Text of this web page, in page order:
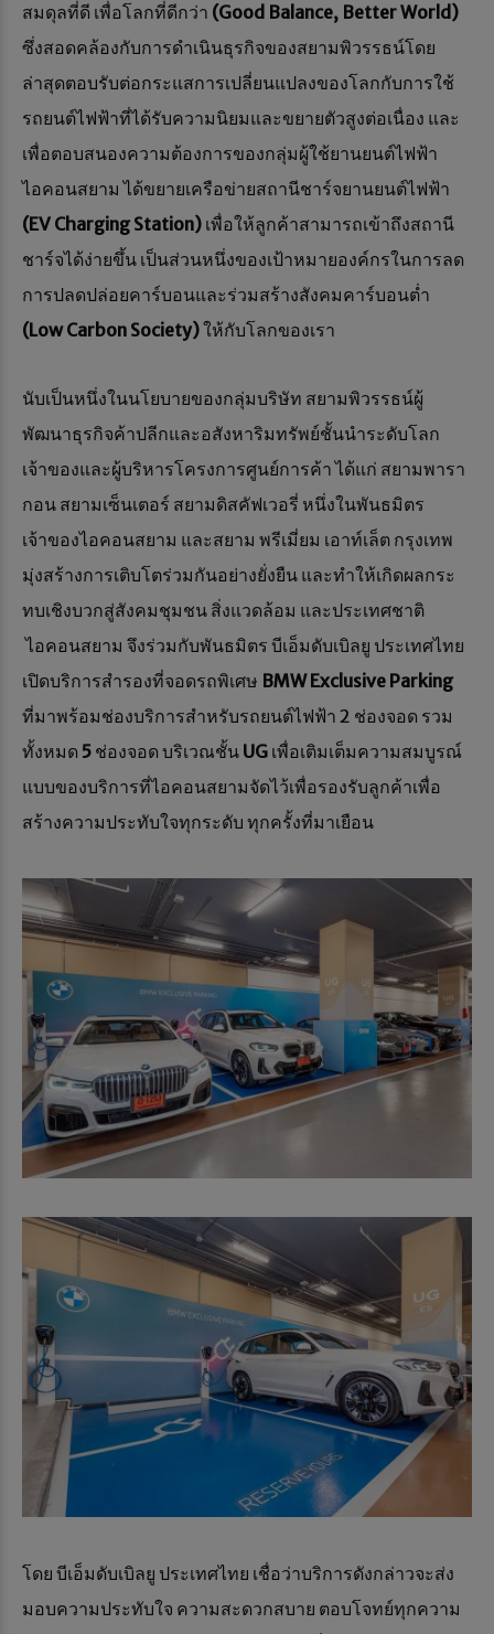
สมดุลที่ดี เพื่อโลกที่ดีกว่า (Good Balance, Better World)
ซึ่งสอดคล้องกับการดำเนินธุรกิจของสยามพิวรรธน์โดย
ล่าสุดตอบรับต่อกระแสการเปลี่ยนแปลงของโลกกับการใช้
รถยนต์ไฟฟ้าที่ได้รับความนิยมและขยายตัวสูงต่อเนื่อง และ
เพื่อตอบสนองความต้องการของกลุ่มผู้ใช้ยานยนต์ไฟฟ้า
ไอคอนสยาม ได้ขยายเครือข่ายสถานีชาร์จยานยนต์ไฟฟ้า
(EV Charging Station) เพื่อให้ลูกค้าสามารถเข้าถึงสถานี
ชาร์จได้ง่ายขึ้น เป็นส่วนหนึ่งของเป้าหมายองค์กรในการลด
การปลดปล่อยคาร์บอนและร่วมสร้างสังคมคาร์บอนต่ำ
(Low Carbon Society)ให้กับโลกของเรา
นับเป็นหนึ่งในนโยบายของกลุ่มบริษัท สยามพิวรรธน์ผู้
พัฒนาธุรกิจค้าปลีกและอสังหาริมทรัพย์ชั้นนำระดับโลก
เจ้าของและผู้บริหารโครงการศูนย์การค้า ได้แก่ สยามพารา
กอน สยามเซ็นเตอร์ สยามดิสคัฟเวอรี่ หนึ่งในพันธมิตร
เจ้าของไอคอนสยาม และสยาม พรีเมี่ยม เอาท์เล็ต กรุงเทพ
มุ่งสร้างการเติบโตร่วมกันอย่างยั่งยืน และทำให้เกิดผลกระ
ทบเชิงบวกสู่สังคมชุมชน สิ่งแวดล้อม และประเทศชาติ
ไอคอนสยาม จึงร่วมกับพันธมิตร บีเอ็มดับเบิลยู ประเทศไทย
เปิดบริการสำรองที่จอดรถพิเศษ BMW Exclusive Parking
ที่มาพร้อมช่องบริการสำหรับรถยนต์ไฟฟ้า 2 ช่องจอด รวม
ทั้งหมด 5 ช่องจอด บริเวณชั้น UG เพื่อเติมเต็มความสมบูรณ์
แบบของบริการที่ไอคอนสยามจัดไว้เพื่อรองรับลูกค้าเพื่อ
สร้างความประทับใจทุกระดับ ทุกครั้งที่มาเยือน
โดย บีเอ็มดับเบิลยู ประเทศไทย เชื่อว่าบริการดังกล่าวจะส่ง
มอบความประทับใจ ความสะดวกสบาย ตอบโจทย์ทุกความ